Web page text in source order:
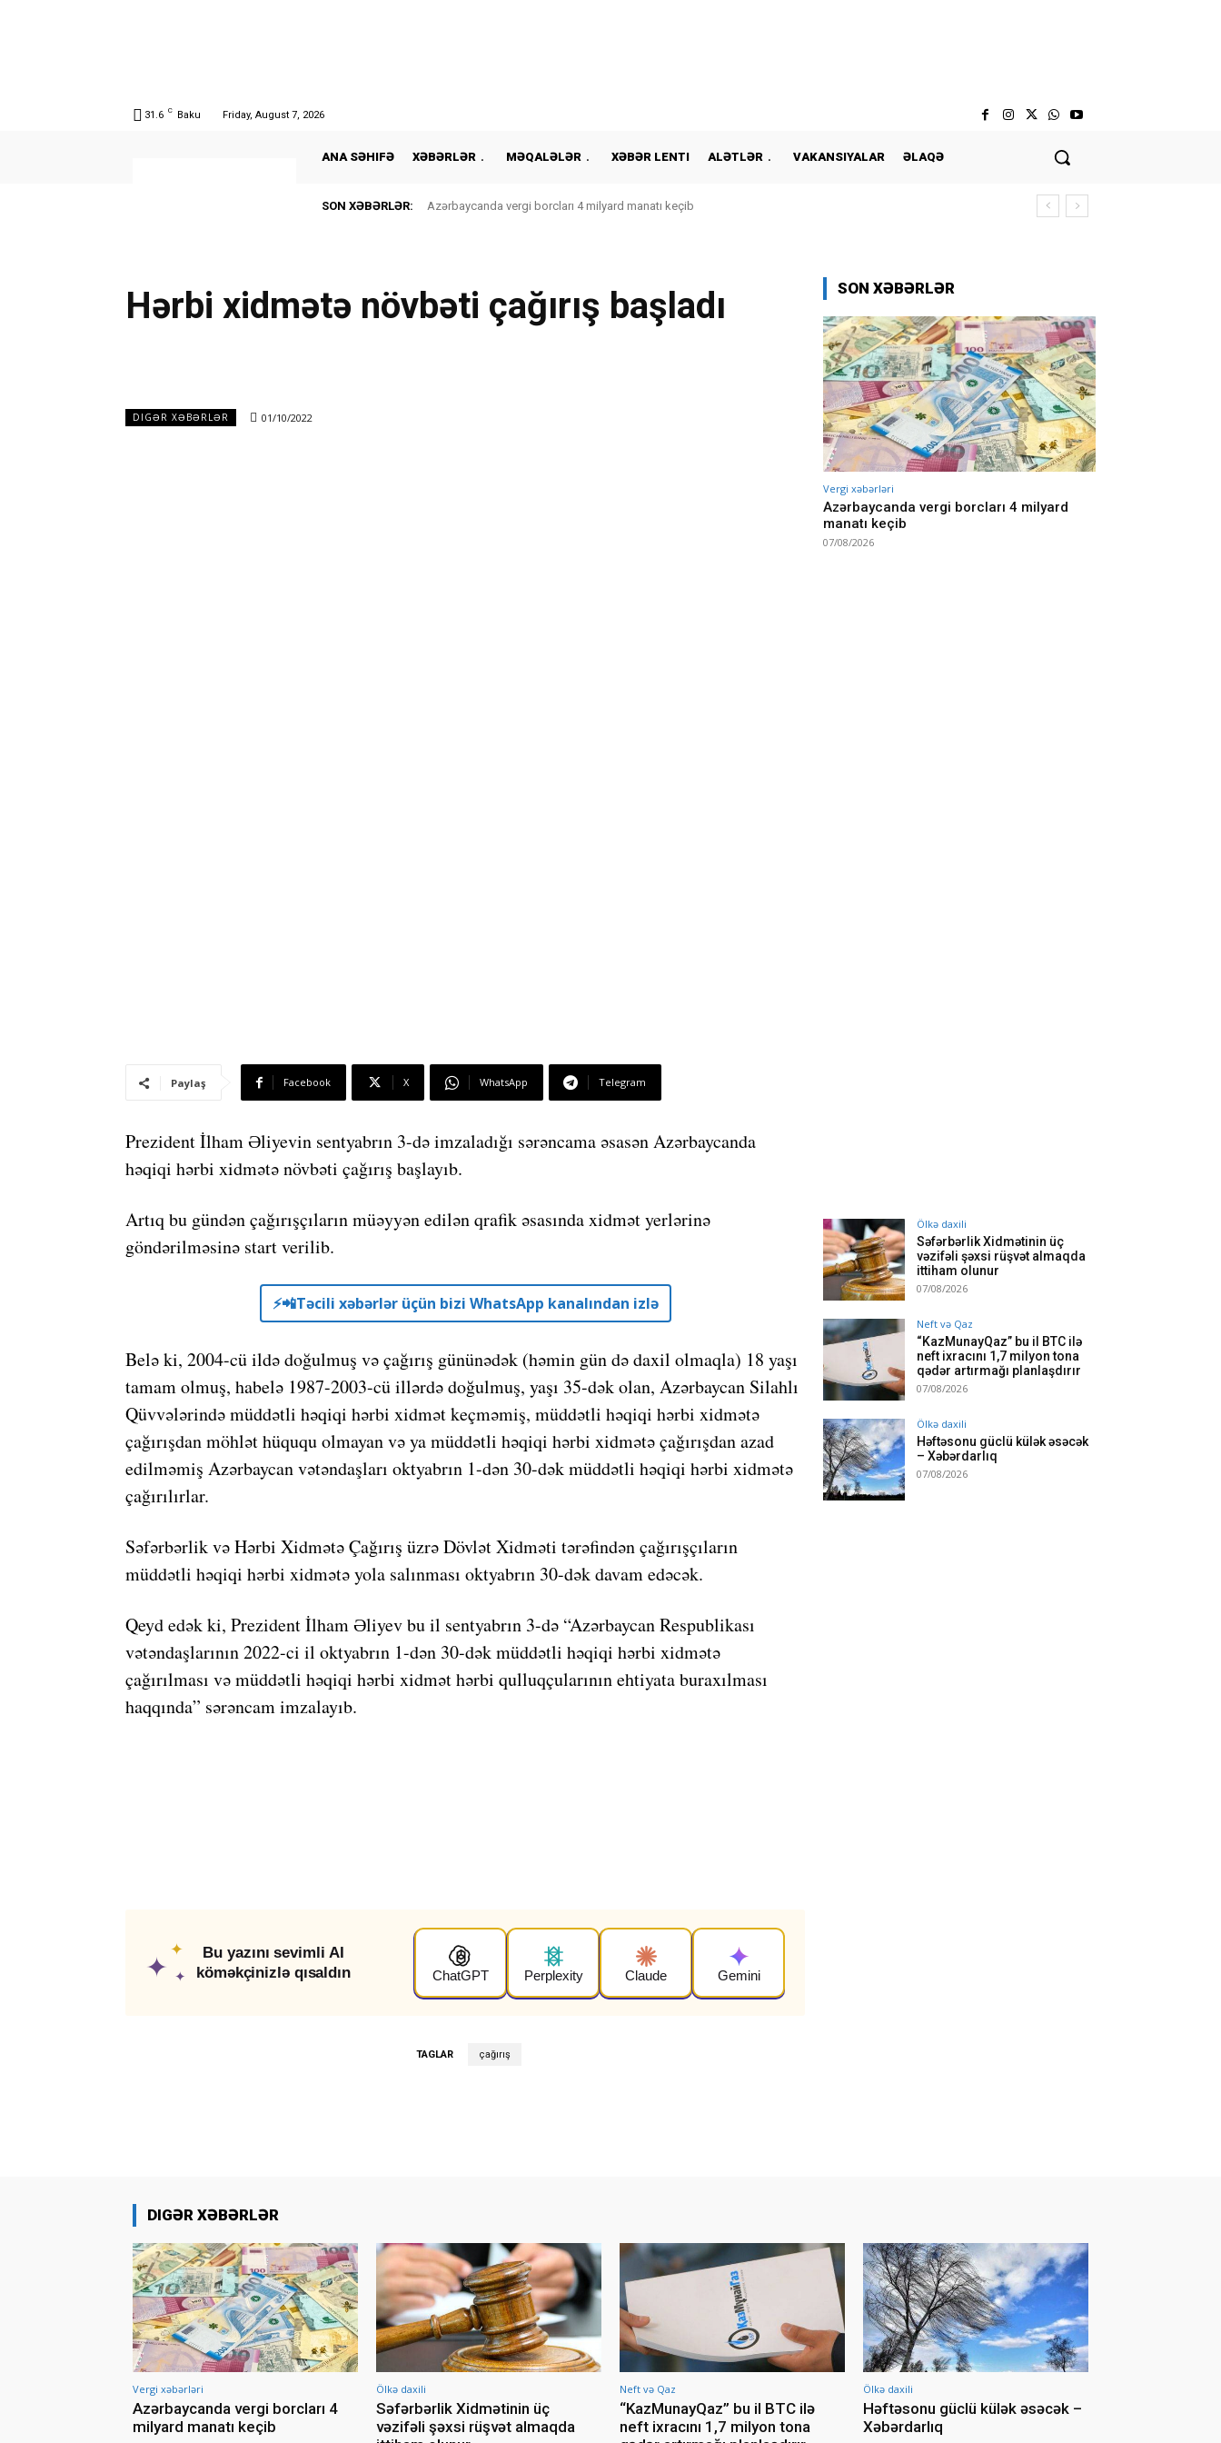
31.6 C Baku Friday, August 7, 2026
ANA SƏHIFƏ XƏBƏRLƏR MƏQALƏLƏR XƏBƏR LENTI ALƏTLƏR VAKANSIYALAR ƏLAQƏ
SON XƏBƏRLƏR: Azərbaycanda vergi borcları 4 milyard manatı keçib
Hərbi xidmətə növbəti çağırış başladı
DIGƏR XƏBƏRLƏR 01/10/2022
Paylaş Facebook X WhatsApp Telegram
Prezident İlham Əliyevin sentyabrın 3-də imzaladığı sərəncama əsasən Azərbaycanda
həqiqi hərbi xidmətə növbəti çağırış başlayıb.
Artıq bu gündən çağırışçıların müəyyən edilən qrafik əsasında xidmət yerlərinə
göndərilməsinə start verilib.
⚡️📲Təcili xəbərlər üçün bizi WhatsApp kanalından izlə
Belə ki, 2004-cü ildə doğulmuş və çağırış gününədək (həmin gün də daxil olmaqla) 18 yaşı
tamam olmuş, habelə 1987-2003-cü illərdə doğulmuş, yaşı 35-dək olan, Azərbaycan Silahlı
Qüvvələrində müddətli həqiqi hərbi xidmət keçməmiş, müddətli həqiqi hərbi xidmətə
çağırışdan möhlət hüququ olmayan və ya müddətli həqiqi hərbi xidmətə çağırışdan azad
edilməmiş Azərbaycan vətəndaşları oktyabrın 1-dən 30-dək müddətli həqiqi hərbi xidmətə
çağırılırlar.
Səfərbərlik və Hərbi Xidmətə Çağırış üzrə Dövlət Xidməti tərəfindən çağırışçıların
müddətli həqiqi hərbi xidmətə yola salınması oktyabrın 30-dək davam edəcək.
Qeyd edək ki, Prezident İlham Əliyev bu il sentyabrın 3-də “Azərbaycan Respublikası
vətəndaşlarının 2022-ci il oktyabrın 1-dən 30-dək müddətli həqiqi hərbi xidmətə
çağırılması və müddətli həqiqi hərbi xidmət hərbi qulluqçularının ehtiyata buraxılması
haqqında” sərəncam imzalayıb.
✦
✦
✦
Bu yazını sevimli AI
köməkçinizlə qısaldın
ChatGPT Perplexity Claude Gemini
TAGLAR çağırış
SON XƏBƏRLƏR
Vergi xəbərləri
Azərbaycanda vergi borcları 4 milyard
manatı keçib
07/08/2026
Ölkə daxili
Səfərbərlik Xidmətinin üç
vəzifəli şəxsi rüşvət almaqda
ittiham olunur
07/08/2026
Neft və Qaz
“KazMunayQaz” bu il BTC ilə
neft ixracını 1,7 milyon tona
qədər artırmağı planlaşdırır
07/08/2026
Ölkə daxili
Həftəsonu güclü külək əsəcək
– Xəbərdarlıq
07/08/2026
DIGƏR XƏBƏRLƏR
Vergi xəbərləri
Azərbaycanda vergi borcları 4
milyard manatı keçib
Ölkə daxili
Səfərbərlik Xidmətinin üç
vəzifəli şəxsi rüşvət almaqda
Neft və Qaz
“KazMunayQaz” bu il BTC ilə
neft ixracını 1,7 milyon tona
Ölkə daxili
Həftəsonu güclü külək əsəcək –
Xəbərdarlıq